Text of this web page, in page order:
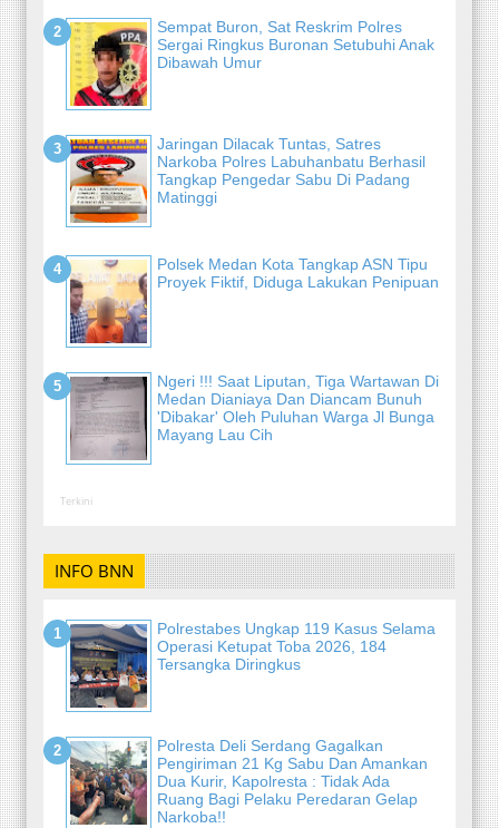
Sempat Buron, Sat Reskrim Polres
Sergai Ringkus Buronan Setubuhi Anak
Dibawah Umur
Jaringan Dilacak Tuntas, Satres
Narkoba Polres Labuhanbatu Berhasil
Tangkap Pengedar Sabu Di Padang
Matinggi
Polsek Medan Kota Tangkap ASN Tipu
Proyek Fiktif, Diduga Lakukan Penipuan
Ngeri !!! Saat Liputan, Tiga Wartawan Di
Medan Dianiaya Dan Diancam Bunuh
'Dibakar' Oleh Puluhan Warga Jl Bunga
Mayang Lau Cih
Terkini
INFO BNN
Polrestabes Ungkap 119 Kasus Selama
Operasi Ketupat Toba 2026, 184
Tersangka Diringkus
Polresta Deli Serdang Gagalkan
Pengiriman 21 Kg Sabu Dan Amankan
Dua Kurir, Kapolresta : Tidak Ada
Ruang Bagi Pelaku Peredaran Gelap
Narkoba!!